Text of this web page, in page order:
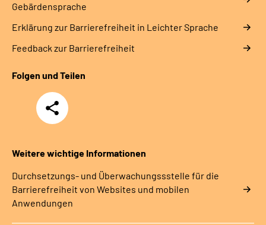
Gebärdensprache
Erklärung zur Barrierefreiheit in Leichter Sprache
Feedback zur Barrierefreiheit
Folgen und Teilen
Teilen
Weitere wichtige Informationen
Durchsetzungs- und Überwachungssstelle für die
Barrierefreiheit von Websites und mobilen
Anwendungen